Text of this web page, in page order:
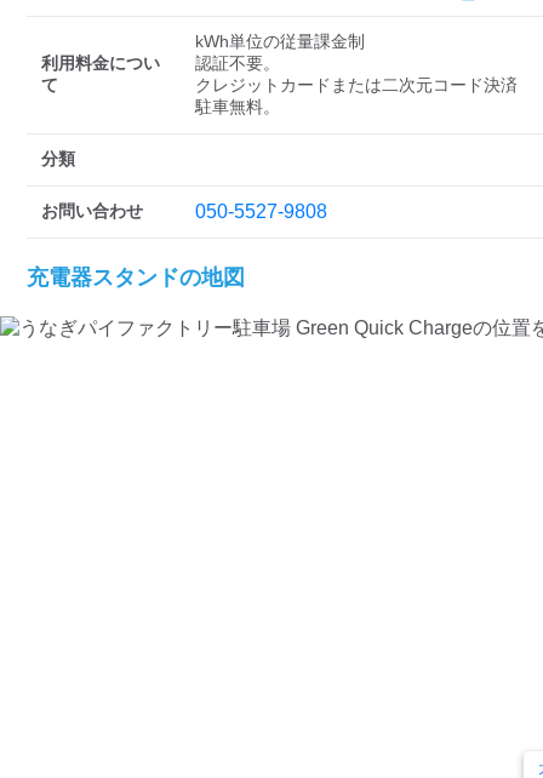
検索する
利用料金につい
て
kWh単位の従量課金制
認証不要。
クレジットカードまたは二次元コード決済
駐車無料。
分類
お問い合わせ 050-5527-9808
充電器スタンドの地図